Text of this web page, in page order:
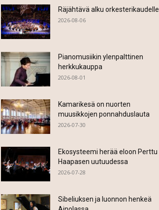
Räjähtävä alku orkesterikaudelle
2026-08-06
Pianomusiikin ylenpalttinen
herkkukauppa
2026-08-01
Kamarikesä on nuorten
muusikkojen ponnahduslauta
2026-07-30
Ekosysteemi herää eloon Perttu
Haapasen uutuudessa
2026-07-28
Sibeliuksen ja luonnon henkeä